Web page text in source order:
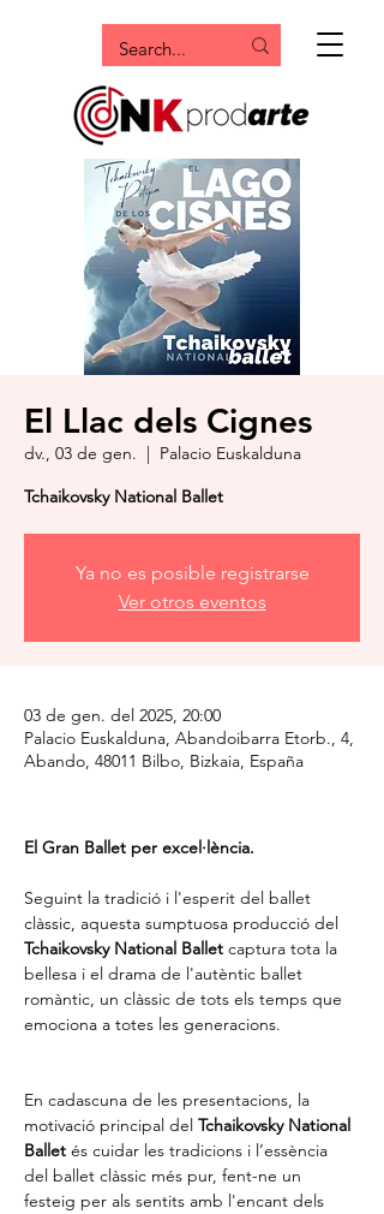
El Llac dels Cignes
dv., 03 de gen.
  |
Palacio Euskalduna
Tchaikovsky National Ballet
Ya no es posible registrarse
Ver otros eventos
03 de gen. del 2025, 20:00
Palacio Euskalduna, Abandoibarra Etorb., 4,
Abando, 48011 Bilbo, Bizkaia, España
El Gran Ballet per excel·lència.
Seguint la tradició i l'esperit del ballet
clàssic, aquesta sumptuosa producció del
Tchaikovsky National Ballet captura tota la
bellesa i el drama de l'autèntic ballet
romàntic, un clàssic de tots els temps que
emociona a totes les generacions.
En cadascuna de les presentacions, la
motivació principal del Tchaikovsky National
Ballet és cuidar les tradicions i l’essència
del ballet clàssic més pur, fent-ne un
festeig per als sentits amb l'encant dels